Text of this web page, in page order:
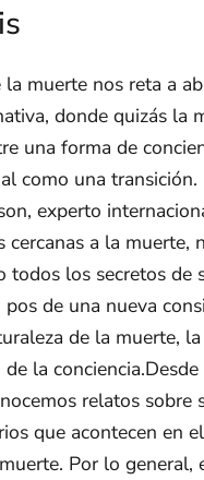
la muerte nos reta a
donde quizás la
una forma de
como una transición.
experto
cercanas a la muerte,
todos los secretos de
de una nueva
de la muerte,
la
relatos sobre
que acontecen en
Por lo general,